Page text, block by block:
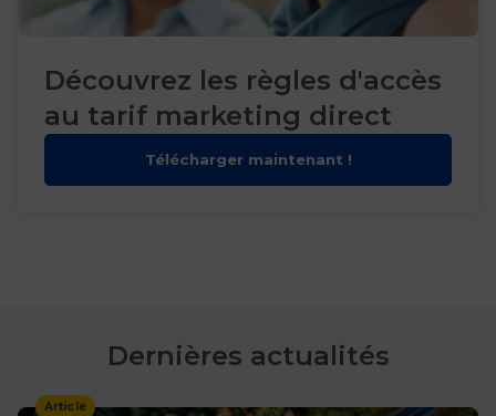
Découvrez les règles d'accès
au tarif marketing direct
Télécharger maintenant !
Dernières actualités
Article